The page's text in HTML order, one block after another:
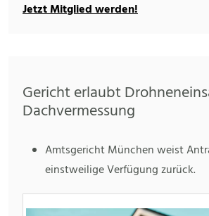
Jetzt Mitglied werden!
Gericht erlaubt
Dachvermessung
Amtsgericht München weist
einstweilige Verfügung zurück.